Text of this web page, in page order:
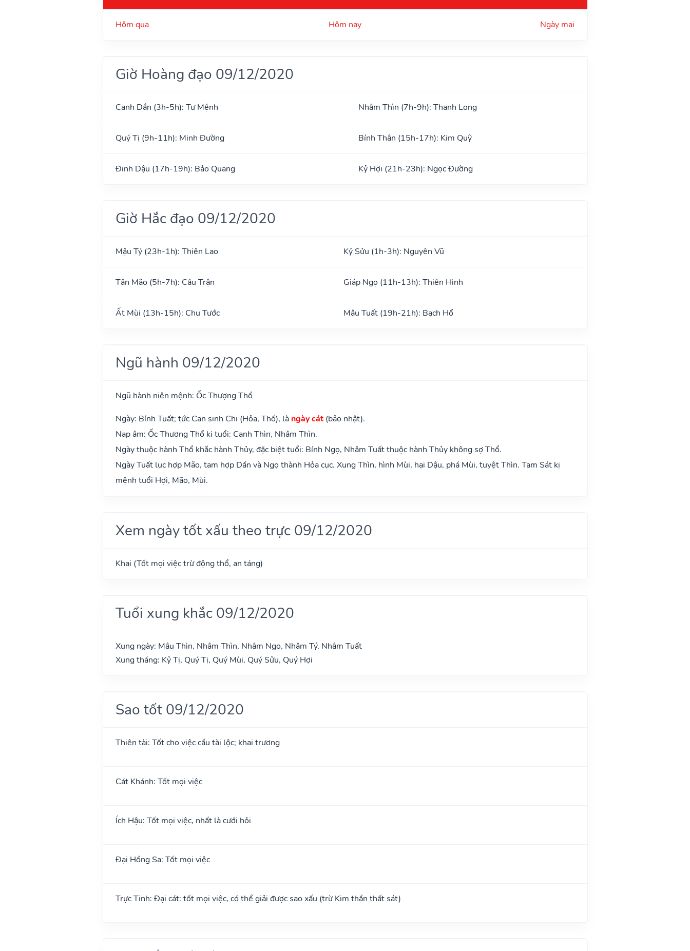
Hôm qua Hôm nay Ngày mai
Giờ Hoàng đạo 09/12/2020
Canh Dần (3h-5h): Tư Mệnh Nhâm Thìn (7h-9h): Thanh Long
Quý Tị (9h-11h): Minh Đường Bính Thân (15h-17h): Kim Quỹ
Đinh Dậu (17h-19h): Bảo Quang Kỷ Hợi (21h-23h): Ngọc Đường
Giờ Hắc đạo 09/12/2020
Mậu Tý (23h-1h): Thiên Lao Kỷ Sửu (1h-3h): Nguyên Vũ
Tân Mão (5h-7h): Câu Trận Giáp Ngọ (11h-13h): Thiên Hình
Ất Mùi (13h-15h): Chu Tước Mậu Tuất (19h-21h): Bạch Hổ
Ngũ hành 09/12/2020
Ngũ hành niên mệnh: Ốc Thượng Thổ
Ngày: Bính Tuất; tức Can sinh Chi (Hỏa, Thổ), là ngày cát(bảo nhật).
Nạp âm: Ốc Thượng Thổ kị tuổi: Canh Thìn, Nhâm Thìn.
Ngày thuộc hành Thổ khắc hành Thủy, đặc biệt tuổi: Bính Ngọ, Nhâm Tuất thuộc hành Thủy không sợ Thổ.
Ngày Tuất lục hợp Mão, tam hợp Dần và Ngọ thành Hỏa cục. Xung Thìn, hình Mùi, hại Dậu, phá Mùi, tuyệt Thìn. Tam Sát kị
mệnh tuổi Hợi, Mão, Mùi.
Xem ngày tốt xấu theo trực 09/12/2020
Khai (Tốt mọi việc trừ động thổ, an táng)
Tuổi xung khắc 09/12/2020
Xung ngày: Mậu Thìn, Nhâm Thìn, Nhâm Ngọ, Nhâm Tý, Nhâm Tuất
Xung tháng: Kỷ Tị, Quý Tị, Quý Mùi, Quý Sửu, Quý Hợi
Sao tốt 09/12/2020
Thiên tài: Tốt cho việc cầu tài lộc; khai trương
Cát Khánh: Tốt mọi việc
Ích Hậu: Tốt mọi việc, nhất là cưới hỏi
Đại Hồng Sa: Tốt mọi việc
Trực Tinh: Đại cát: tốt mọi việc, có thể giải được sao xấu (trừ Kim thần thất sát)